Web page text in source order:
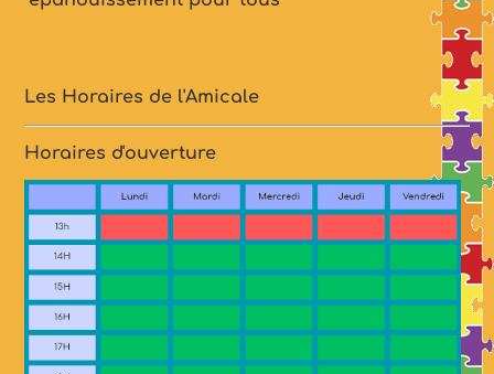
Les Horaires de l'Amicale
Horaires d'ouverture